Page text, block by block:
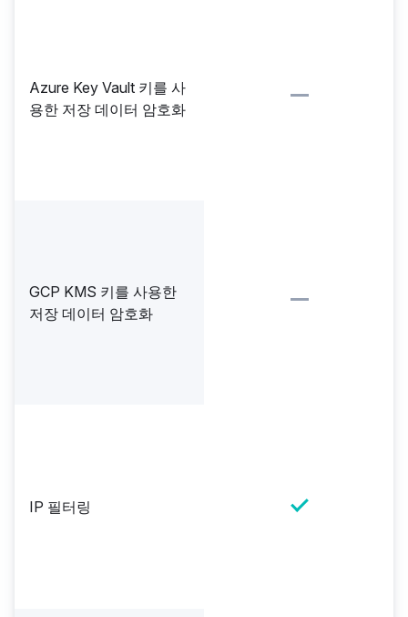
Azure Key Vault 키를 사
용한 저장 데이터 암호화
GCP KMS 키를 사용한
저장 데이터 암호화
IP 필터링